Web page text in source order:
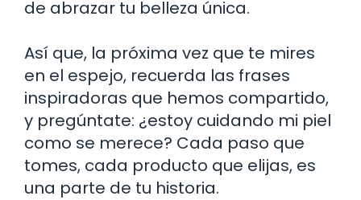
de abrazar tu belleza única.
Así que, la próxima vez que te mires
en el espejo, recuerda las frases
inspiradoras que hemos compartido,
y pregúntate: ¿estoy cuidando mi piel
como se merece? Cada paso que
tomes, cada producto que elijas, es
una parte de tu historia.